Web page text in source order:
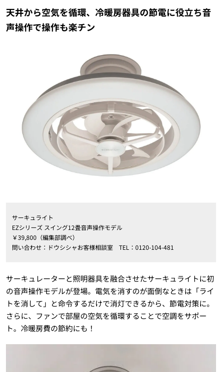
天井から空気を循環、冷暖房器具の節電に役立ち音
声操作で操作も楽チン
サーキュライト
EZシリーズ スイング12畳音声操作モデル
￥39,800（編集部調べ）
問い合わせ：ドウシシャお客様相談室 TEL：0120-104-481
サーキュレーターと照明器具を融合させたサーキュライトに初
の音声操作モデルが登場。電気を消すのが面倒なときは「ライ
トを消して」と命令するだけで消灯できるから、節電対策に。
さらに、ファンで部屋の空気を循環することで空調をサポー
ト。冷暖房費の節約にも！